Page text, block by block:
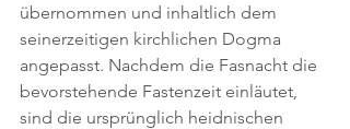
übernommen und inhaltlich dem
seinerzeitigen kirchlichen Dogma
angepasst. Nachdem die Fasnacht die
bevorstehende Fastenzeit einläutet,
sind die ursprünglich heidnischen